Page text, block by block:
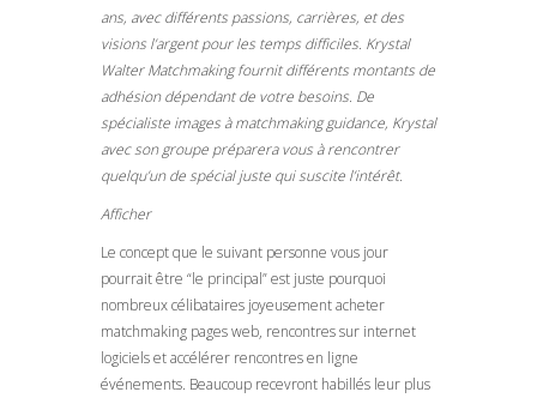
ans, avec différents passions, carrières, et des
visions l’argent pour les temps difficiles. Krystal
Walter Matchmaking fournit différents montants de
adhésion dépendant de votre besoins. De
spécialiste images à matchmaking guidance, Krystal
avec son groupe préparera vous à rencontrer
quelqu’un de spécial juste qui suscite l’intérêt.
Afficher
Le concept que le suivant personne vous jour
pourrait être “le principal” est juste pourquoi
nombreux célibataires joyeusement acheter
matchmaking pages web, rencontres sur internet
logiciels et accélérer rencontres en ligne
événements. Beaucoup recevront habillés leur plus